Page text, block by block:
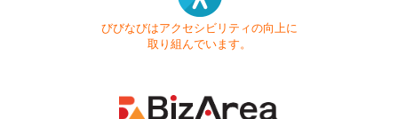
びびなびはアクセシビリティの向上に
取り組んでいます。